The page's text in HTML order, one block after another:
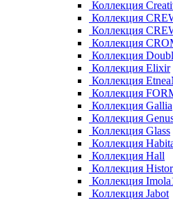
Коллекция
Коллекция
Коллекция
Коллекция
Коллекция
Коллекция Elixir
Коллекция
Коллекция
Коллекция Gallia
Коллекция
Коллекция Glass
Коллекция
Коллекция Hall
Коллекция
Коллекция
Коллекция Jabot